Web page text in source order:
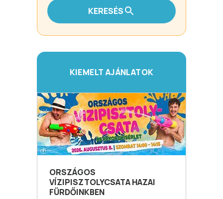
KERESÉS
KIEMELT AJÁNLATOK
ORSZÁGOS
VÍZIPISZTOLYCSATA HAZAI
FÜRDŐINKBEN